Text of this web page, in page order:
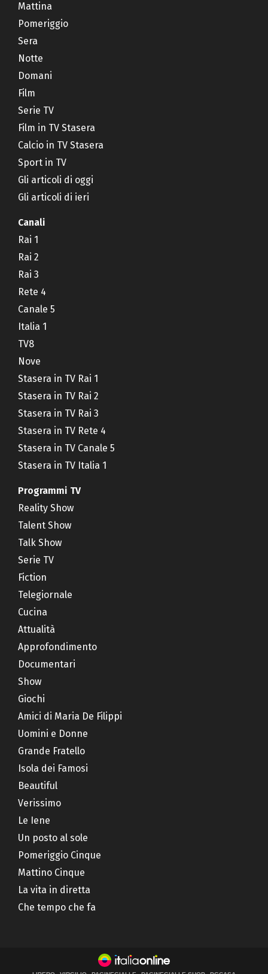
Mattina
Pomeriggio
Sera
Notte
Domani
Film
Serie TV
Film in TV Stasera
Calcio in TV Stasera
Sport in TV
Gli articoli di oggi
Gli articoli di ieri
Canali
Rai 1
Rai 2
Rai 3
Rete 4
Canale 5
Italia 1
TV8
Nove
Stasera in TV Rai 1
Stasera in TV Rai 2
Stasera in TV Rai 3
Stasera in TV Rete 4
Stasera in TV Canale 5
Stasera in TV Italia 1
Programmi TV
Reality Show
Talent Show
Talk Show
Serie TV
Fiction
Telegiornale
Cucina
Attualità
Approfondimento
Documentari
Show
Giochi
Amici di Maria De Filippi
Uomini e Donne
Grande Fratello
Isola dei Famosi
Beautiful
Verissimo
Le Iene
Un posto al sole
Pomeriggio Cinque
Mattino Cinque
La vita in diretta
Che tempo che fa